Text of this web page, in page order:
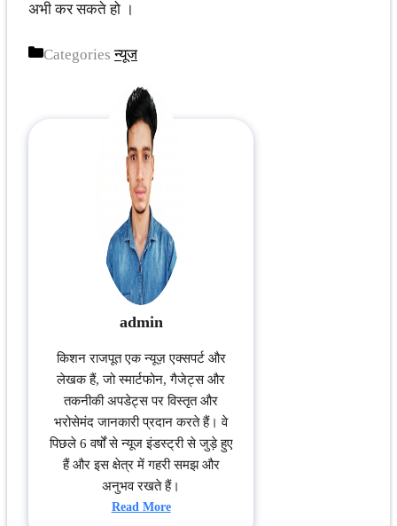
अभी कर सकते हो ।
Categoriesन्यूज
admin
किशन राजपूत एक न्यूज़ एक्सपर्ट और
लेखक हैं, जो स्मार्टफोन, गैजेट्स और
तकनीकी अपडेट्स पर विस्तृत और
भरोसेमंद जानकारी प्रदान करते हैं। वे
पिछले 6 वर्षों से न्यूज इंडस्ट्री से जुड़े हुए
हैं और इस क्षेत्र में गहरी समझ और
अनुभव रखते हैं।
Read More